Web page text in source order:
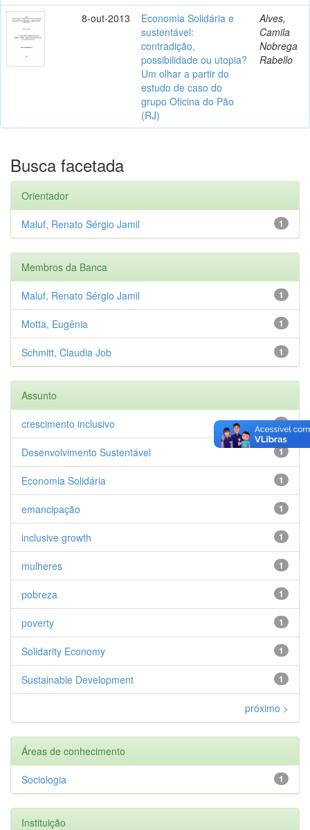
8-out-2013
Economia Solidária e
sustentável:
contradição,
possibilidade ou utopia?
Um olhar a partir do
estudo de caso do
grupo Oficina do Pão
(RJ)
Alves,
Camila
Nobrega
Rabello
Busca facetada
Orientador
1
Maluf, Renato Sérgio Jamil
Membros da Banca
1
Maluf, Renato Sérgio Jamil
1
Motta, Eugênia
1
Schmitt, Claudia Job
Assunto
1
crescimento inclusivo
1
Desenvolvimento Sustentável
1
Economia Solidária
1
emancipação
1
inclusive growth
1
mulheres
1
pobreza
1
poverty
1
Solidarity Economy
1
Sustainable Development
próximo >
Áreas de conhecimento
1
Sociologia
Instituição